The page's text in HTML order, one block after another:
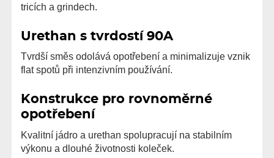
tricích a grindech.
Urethan s tvrdostí 90A
Tvrdší směs odolává opotřebení a minimalizuje vznik
flat spotů při intenzivním používání.
Konstrukce pro rovnoměrné
opotřebení
Kvalitní jádro a urethan spolupracují na stabilním
výkonu a dlouhé životnosti koleček.